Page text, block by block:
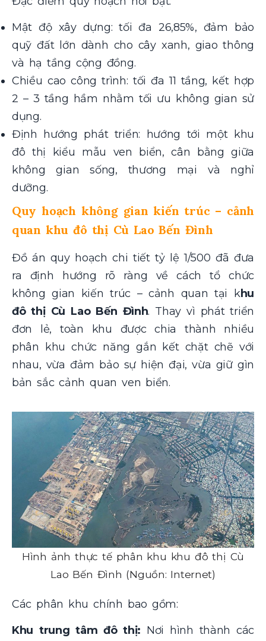
Mật độ xây dựng: tối đa 26,85%, đảm bảo
quỹ đất lớn dành cho cây xanh, giao thông
và hạ tầng cộng đồng.
Chiều cao công trình: tối đa 11 tầng, kết hợp
2 – 3 tầng hầm nhằm tối ưu không gian sử
dụng.
Định hướng phát triển: hướng tới một khu
đô thị kiểu mẫu ven biển, cân bằng giữa
không gian sống, thương mại và nghỉ
dưỡng.
Quy hoạch không gian kiến trúc – cảnh
quan khu đô thị Cù Lao Bến Đình
Đồ án quy hoạch chi tiết tỷ lệ 1/500 đã đưa
ra định hướng rõ ràng về cách tổ chức
không gian kiến trúc – cảnh quan tại khu
đô thị Cù Lao Bến Đình. Thay vì phát triển
đơn lẻ, toàn khu được chia thành nhiều
phân khu chức năng gắn kết chặt chẽ với
nhau, vừa đảm bảo sự hiện đại, vừa giữ gìn
bản sắc cảnh quan ven biển.
Hình ảnh thực tế phân khu khu đô thị Cù
Lao Bến Đình (Nguồn: Internet)
Các phân khu chính bao gồm:
Khu trung tâm đô thị: Nơi hình thành các